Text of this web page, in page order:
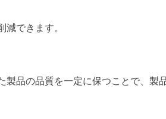
できます。
品の品質を一定に保つことで、製